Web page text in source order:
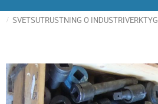
SVETSUTRUSTNING O INDUSTRIVERKTYG